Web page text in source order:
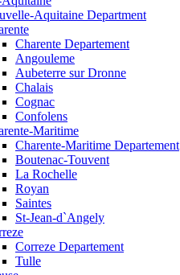
Aquitaine Department
Charente Departement
Angouleme
Aubeterre sur Dronne
Chalais
Cognac
Confolens
Maritime
Charente-Maritime Departement
Boutenac-Touvent
La Rochelle
Royan
Saintes
St-Jean-d`Angely
Correze Departement
Tulle